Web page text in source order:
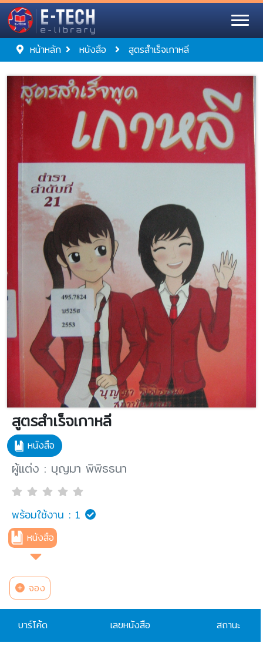
หน้าหลัก หนังสือ สูตรสำเร็จเกาหลี
สูตรสำเร็จเกาหลี
หนังสือ
ผู้แต่ง : บุญมา พิพิธธนา
พร้อมใช้งาน : 1
หนังสือ
จอง
บาร์โค้ด เลขหนังสือ สถานะ